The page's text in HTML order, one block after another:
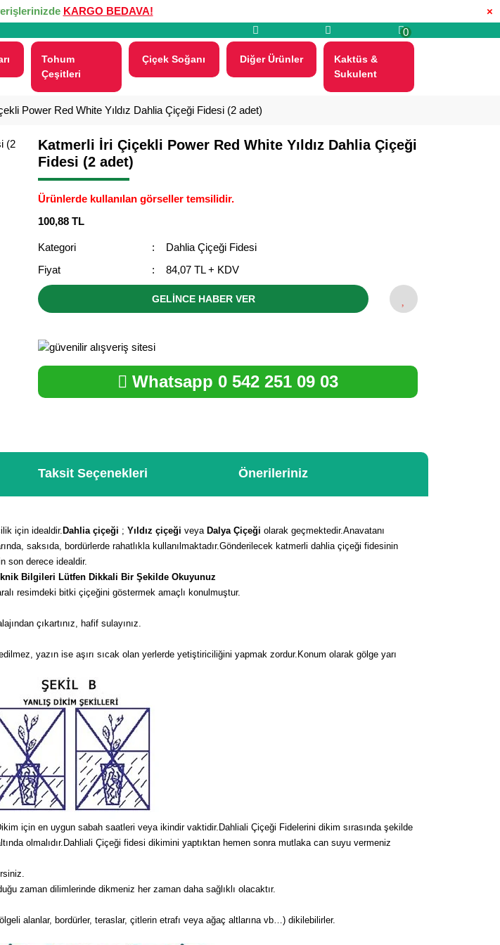
×
KARGO BEDAVA!
0
Tohum
Çeşitleri
Çiçek Soğanı Diğer Ürünler
Kaktüs &
Sukulent
Power Red White Yıldız Dahlia Çiçeği Fidesi (2 adet)
Katmerli İri Çiçekli Power Red White Yıldız Dahlia Çiçeği
Fidesi (2 adet)
Ürünlerde kullanılan görseller temsilidir.
100,88 TL
Kategori
Dahlia Çiçeği Fidesi
Fiyat
84,07 TL + KDV
GELİNCE HABER VER
Whatsapp 0 542 251 09 03
Taksit Seçenekleri Önerileriniz
için idealdir. Dahlia çiçeği ; Yıldız çiçeği veya Dalya Çiçeği olarak geçmektedir.Anavatanı
saksıda, bordürlerde rahatlıkla kullanılmaktadır.Gönderilecek katmerli dahlia çiçeği fidesinin
son derece idealdir.
Bilgileri Lütfen Dikkali Bir Şekilde Okuyunuz
resimdeki bitki çiçeğini göstermek amaçlı konulmuştur.
çıkartınız, hafif sulayınız.
yazın ise aşırı sıcak olan yerlerde yetiştiriciliğini yapmak zordur.Konum olarak gölge yarı
için en uygun sabah saatleri veya ikindir vaktidir.Dahliali Çiçeği Fidelerini dikim sırasında şekilde
olmalıdır.Dahliali Çiçeği fidesi dikimini yaptıktan hemen sonra mutlaka can suyu vermeniz
zaman dilimlerinde dikmeniz her zaman daha sağlıklı olacaktır.
alanlar, bordürler, teraslar, çitlerin etrafı veya ağaç altlarına vb…) dikilebilirler.